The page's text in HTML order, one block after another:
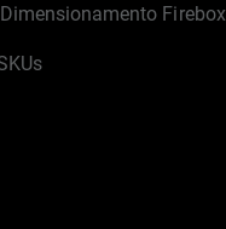
Firebox